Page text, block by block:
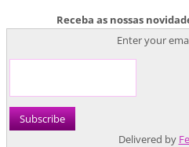
Receba as nossas
Enter your
Delivered by